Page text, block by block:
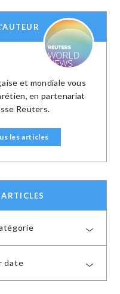
et mondiale vous
en partenariat
Reuters.
les articles
date